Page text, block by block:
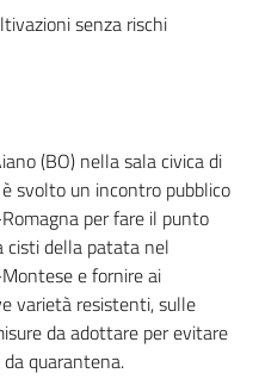
senza rischi
(BO) nella sala civica di
è svolto un incontro pubblico
per fare il punto
cisti della patata nel
e fornire ai
varietà resistenti, sulle
da adottare per evitare
quarantena.